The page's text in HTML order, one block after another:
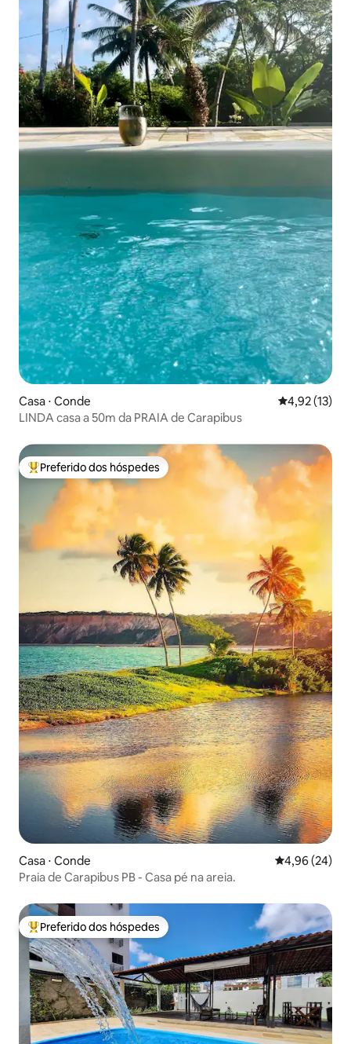
Casa ⋅ Conde 4,92 de uma
4,92 (13)
LINDA casa a 50m da PRAIA de Carapibus
Entre os melhores preferidos dos hóspedes
Preferido dos hóspedes
Casa ⋅ Conde 4,96 de uma
4,96 (24)
Praia de Carapibus PB - Casa pé na areia.
Entre os melhores preferidos dos hóspedes
Preferido dos hóspedes